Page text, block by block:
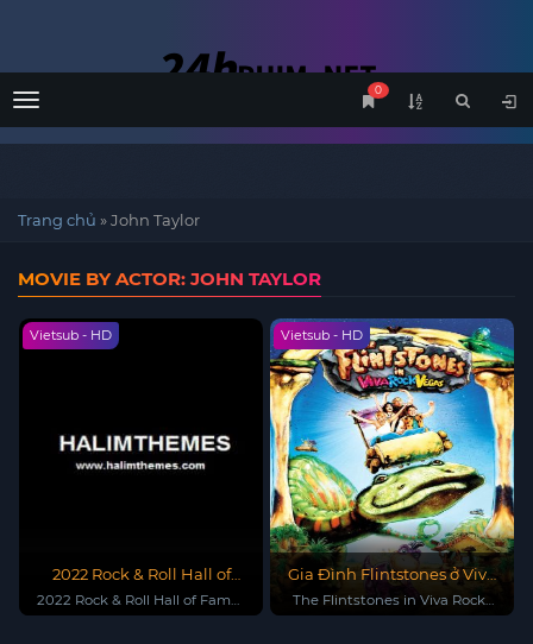
Menu
0
Trang chủ »John Taylor
MOVIE BY ACTOR: JOHN TAYLOR
Vietsub - HD
2022 Rock & Roll Hall of
Fame Induction Ceremony
2022 Rock & Roll Hall of Fame
Vietsub - HD
Gia Đình Flintstones ở Viva
Rock Vegas
The Flintstones in Viva Rock